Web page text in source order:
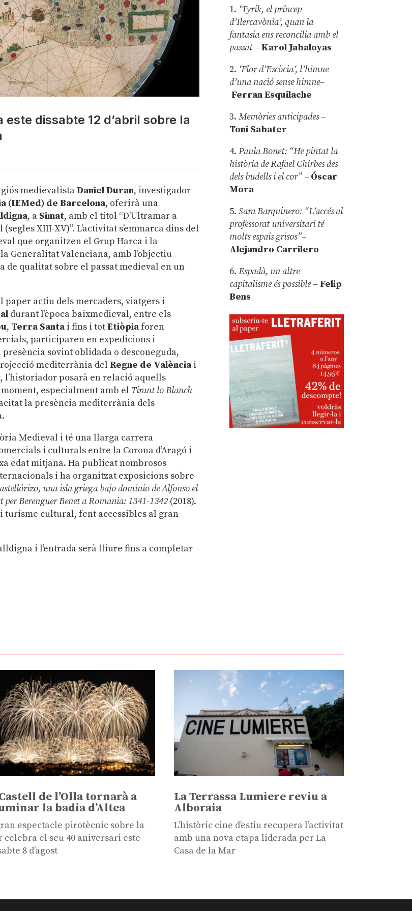
dissabte 12 d’abril sobre la
medievalistaDaniel Duran, investigador
(IEMed) de Barcelona, oferirà una
, a Simat, amb el títol “D’Ultramar a
XIII-XV)”. L’activitat s’emmarca dins del
que organitzen el Grup Harca i la
Generalitat Valenciana, amb l’objectiu
qualitat sobre el passat medieval en un
paper actiu dels mercaders, viatgers i
durant l’època baixmedieval, entre els
, Terra Santa i fins i totEtiòpiaforen
participaren en expedicions i
sovint oblidada o desconeguda,
mediterrània del Regne de València i
l’historiador posarà en relació aquells
especialment amb el Tirant lo Blanch
la presència mediterrània dels
Medieval i té una llarga carrera
i culturals entre la Corona d’Aragó i
edat mitjana. Ha publicat nombrosos
i ha organitzat exposicions sobre
una isla griega bajo dominio de Alfonso el
Berenguer Benet a Romania: 1341-1342 (2018).
turisme cultural, fent accessibles al gran
i l’entrada serà lliure fins a completar
1. ‘Tyrik, el príncep
d’Ilercavònia’, quan la
fantasia ens reconcilia amb el
passat– Karol Jabaloyas
2. ‘Flor d’Escòcia’, l’himne
d’una nació sense himne–
Ferran Esquilache
3.Memòries anticipades–
Toni Sabater
4.Paula Bonet: “He pintat la
història de Rafael Chirbes des
dels budells i el cor” – Óscar
Mora
5.Sara Barquinero: “L’accés al
professorat universitari té
molts espais grisos”–
Alejandro Carrilero
6.Espadà, un altre
capitalisme és possible – Felip
Bens
de l’Olla tornarà a
la badia d’Altea
espectacle pirotècnic sobre la
celebra el seu 40 aniversari este
8 d’agost
La Terrassa Lumiere reviu a
Alboraia
L’històric cine d’estiu recupera l’activitat
amb una nova etapa liderada per La
Casa de la Mar